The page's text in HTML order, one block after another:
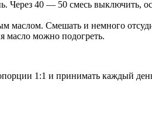
Через 40 — 50 смесь выключить,
маслом. Смешать и немного
масло можно подогреть.
1:1 и принимать каждый